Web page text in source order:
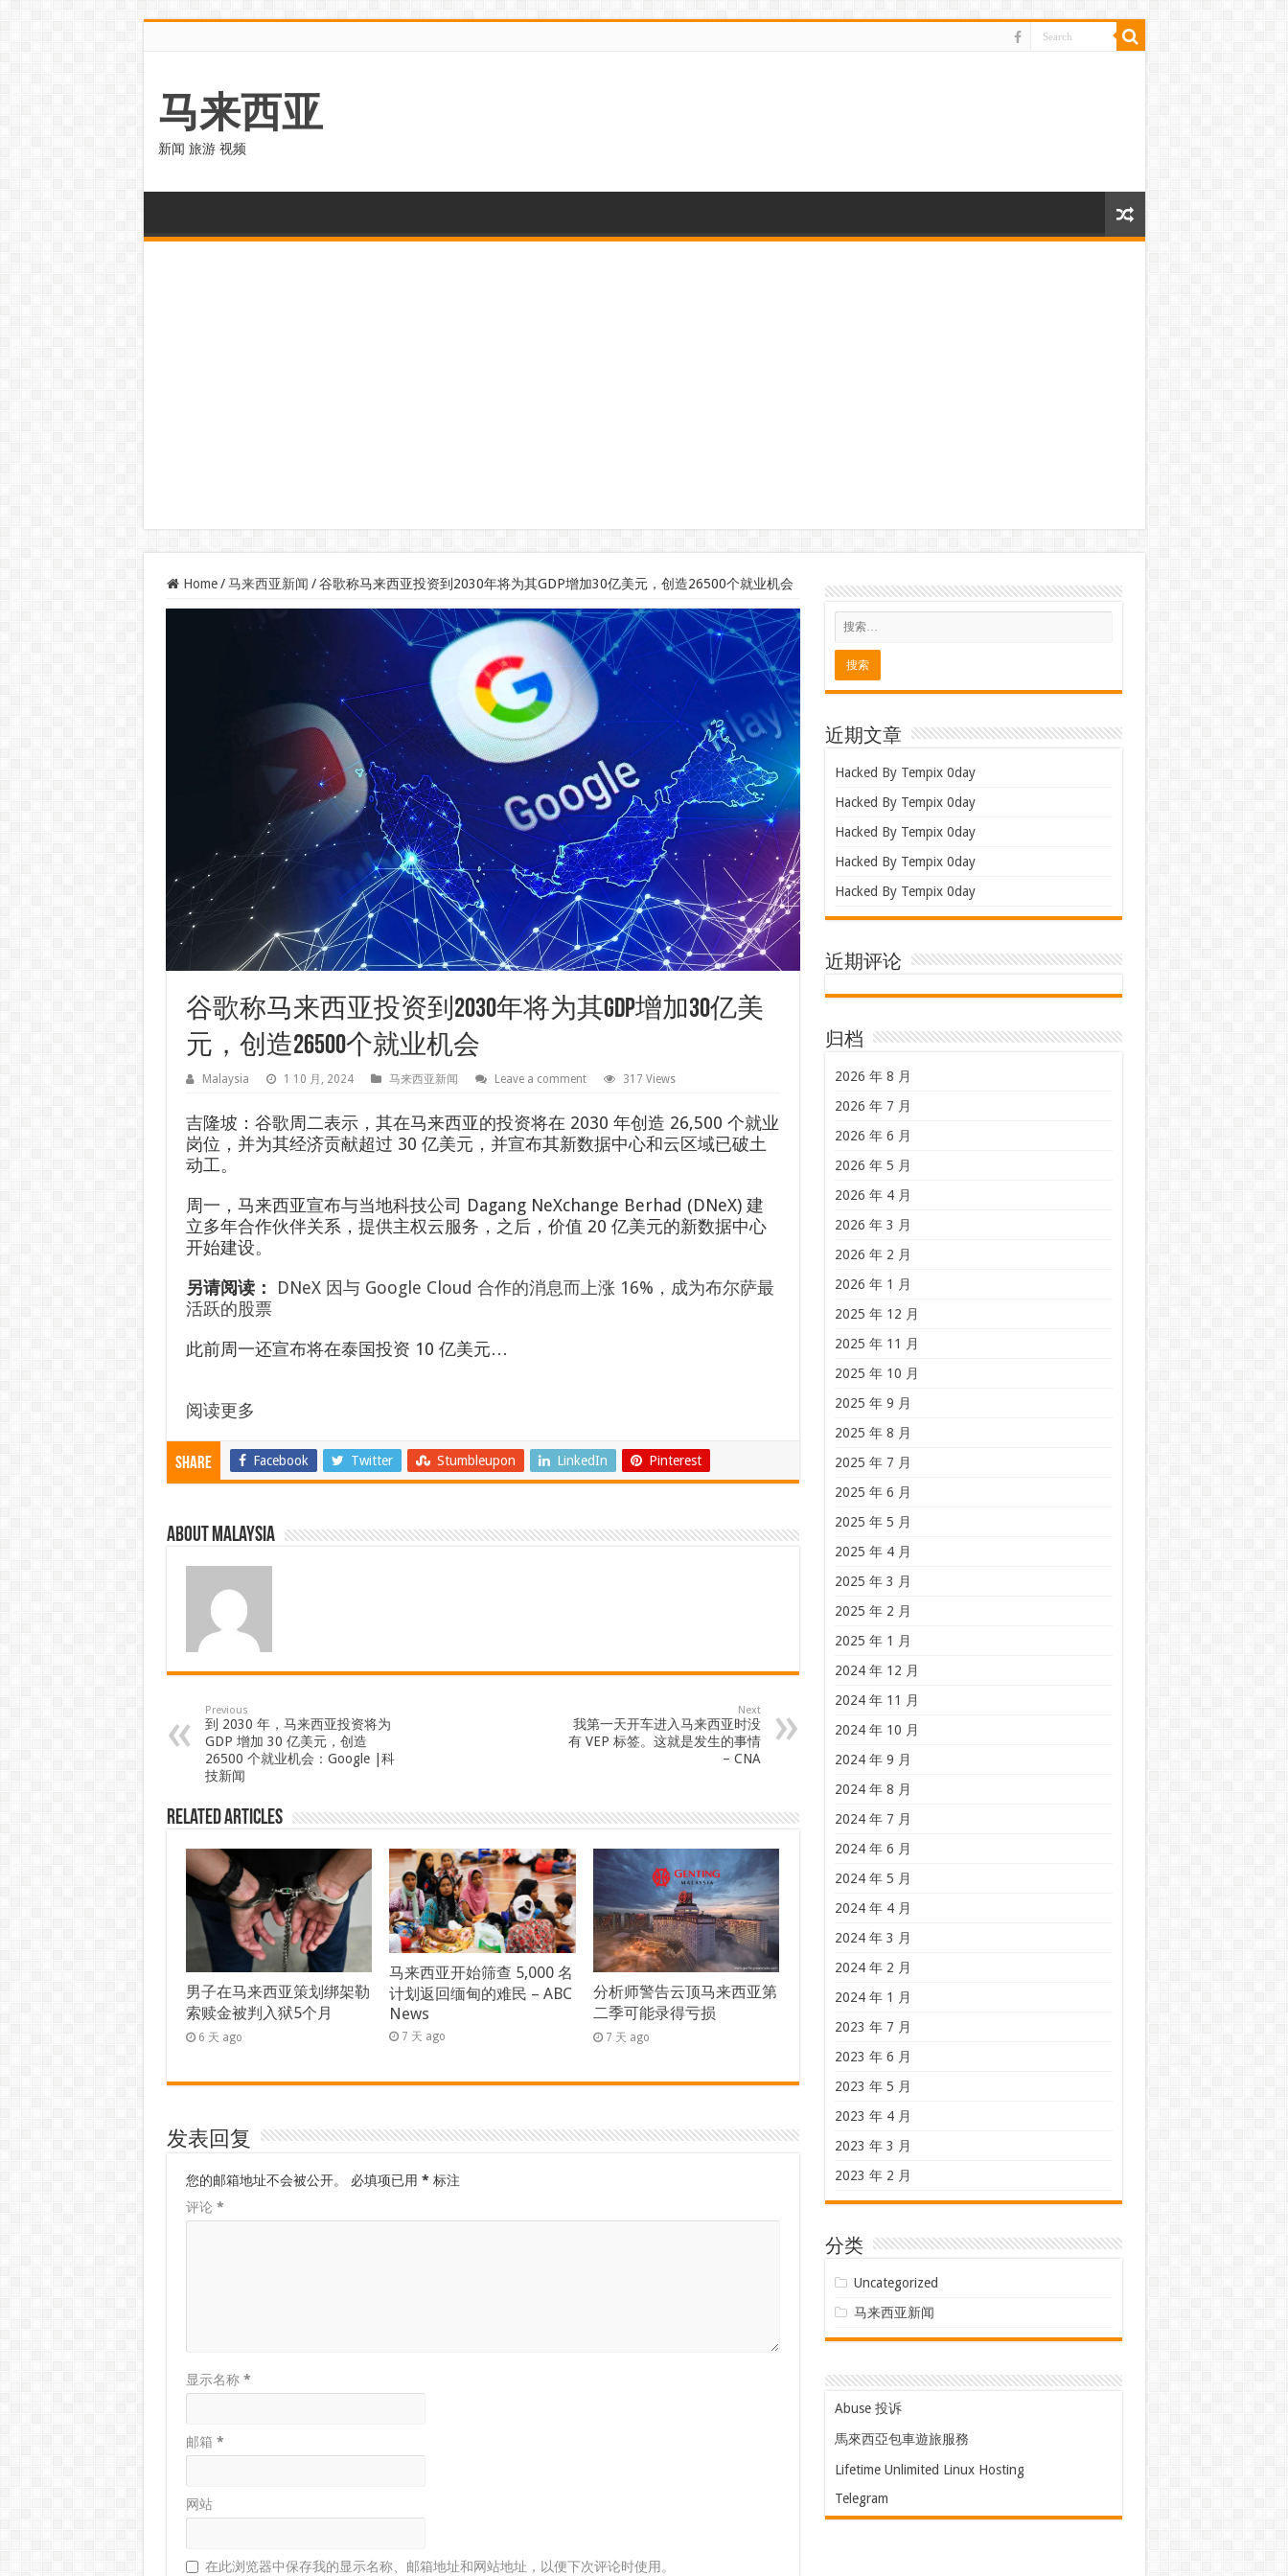
马来西亚
新闻 旅游 视频
Home / 马来西亚新闻 / 谷歌称马来西亚投资到2030年将为其GDP增加30亿美元，创造26500个就业机会
谷歌称马来西亚投资到2030年将为其GDP增加30亿美
元，创造26500个就业机会
Malaysia 1 10 月, 2024 马来西亚新闻 Leave a comment 317 Views
吉隆坡：谷歌周二表示，其在马来西亚的投资将在 2030 年创造 26,500 个就业
岗位，并为其经济贡献超过 30 亿美元，并宣布其新数据中心和云区域已破土
动工。
周一，马来西亚宣布与当地科技公司 Dagang NeXchange Berhad (DNeX) 建
立多年合作伙伴关系，提供主权云服务，之后，价值 20 亿美元的新数据中心
开始建设。
另请阅读：
DNeX 因与 Google Cloud 合作的消息而上涨 16%，成为布尔萨最
活跃的股票
此前周一还宣布将在泰国投资 10 亿美元…
阅读更多
Share Facebook Twitter Stumbleupon LinkedIn Pinterest
About Malaysia
Previous
到 2030 年，马来西亚投资将为
GDP 增加 30 亿美元，创造
26500 个就业机会：Google |科
技新闻
Next
我第一天开车进入马来西亚时没
有 VEP 标签。这就是发生的事情
– CNA
Related Articles
男子在马来西亚策划绑架勒
索赎金被判入狱5个月
6 天 ago
马来西亚开始筛查 5,000 名
计划返回缅甸的难民 – ABC
News
7 天 ago
分析师警告云顶马来西亚第
二季可能录得亏损
7 天 ago
发表回复
您的邮箱地址不会被公开。 必填项已用 * 标注
评论 *
显示名称 *
邮箱 *
网站
在此浏览器中保存我的显示名称、邮箱地址和网站地址，以便下次评论时使用。
近期文章
Hacked By Tempix 0day
Hacked By Tempix 0day
Hacked By Tempix 0day
Hacked By Tempix 0day
Hacked By Tempix 0day
近期评论
归档
2026 年 8 月
2026 年 7 月
2026 年 6 月
2026 年 5 月
2026 年 4 月
2026 年 3 月
2026 年 2 月
2026 年 1 月
2025 年 12 月
2025 年 11 月
2025 年 10 月
2025 年 9 月
2025 年 8 月
2025 年 7 月
2025 年 6 月
2025 年 5 月
2025 年 4 月
2025 年 3 月
2025 年 2 月
2025 年 1 月
2024 年 12 月
2024 年 11 月
2024 年 10 月
2024 年 9 月
2024 年 8 月
2024 年 7 月
2024 年 6 月
2024 年 5 月
2024 年 4 月
2024 年 3 月
2024 年 2 月
2024 年 1 月
2023 年 7 月
2023 年 6 月
2023 年 5 月
2023 年 4 月
2023 年 3 月
2023 年 2 月
分类
Uncategorized
马来西亚新闻
Abuse 投诉
馬來西亞包車遊旅服務
Lifetime Unlimited Linux Hosting
Telegram